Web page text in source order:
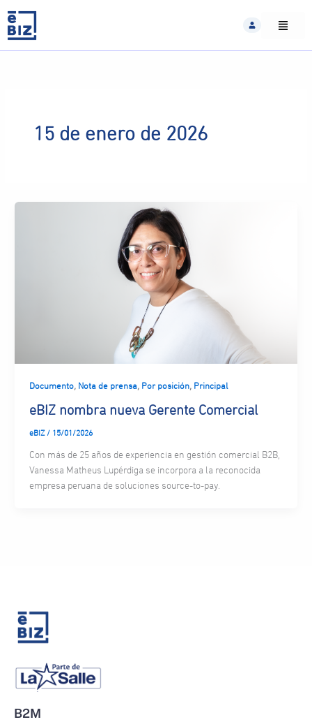
content
15 de enero de 2026
Documento, Nota de prensa, Por posición, Principal
eBIZ nombra nueva Gerente Comercial
eBIZ / 15/01/2026
Con más de 25 años de experiencia en gestión comercial B2B,
Vanessa Matheus Lupérdiga se incorpora a la reconocida
empresa peruana de soluciones source-to-pay.
B2M